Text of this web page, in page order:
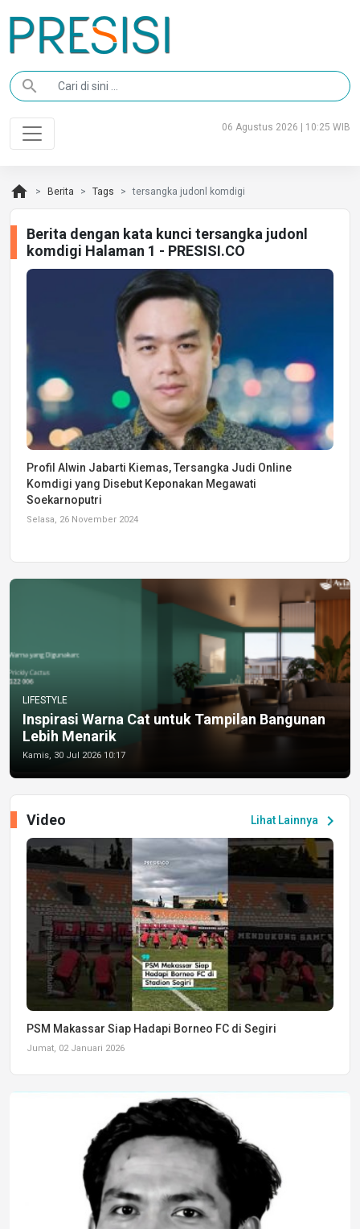
search
06 Agustus 2026 | 10:25 WIB
home Berita Tags tersangka judonl komdigi
Berita dengan kata kunci tersangka judonl
komdigi Halaman 1 - PRESISI.CO
Profil Alwin Jabarti Kiemas, Tersangka Judi Online
Komdigi yang Disebut Keponakan Megawati
Soekarnoputri
Selasa, 26 November 2024
LIFESTYLE
Inspirasi Warna Cat untuk Tampilan Bangunan
Lebih Menarik
Kamis, 30 Jul 2026 10:17
Lihat Lainnya chevron_right
Video
PSM Makassar Siap Hadapi Borneo FC di Segiri
Jumat, 02 Januari 2026